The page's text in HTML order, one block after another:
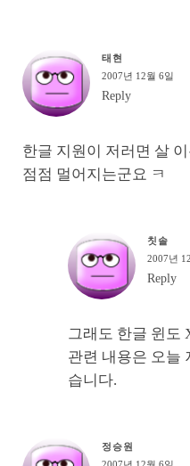
태현
2007년 12월 6일
Reply
한글 지원이 저러면 살
점점 멀어지는군요 ㅋ
칫솔
2007년
Reply
그래도 한글 윈도
관련 내용은 오늘
습니다.
정승원